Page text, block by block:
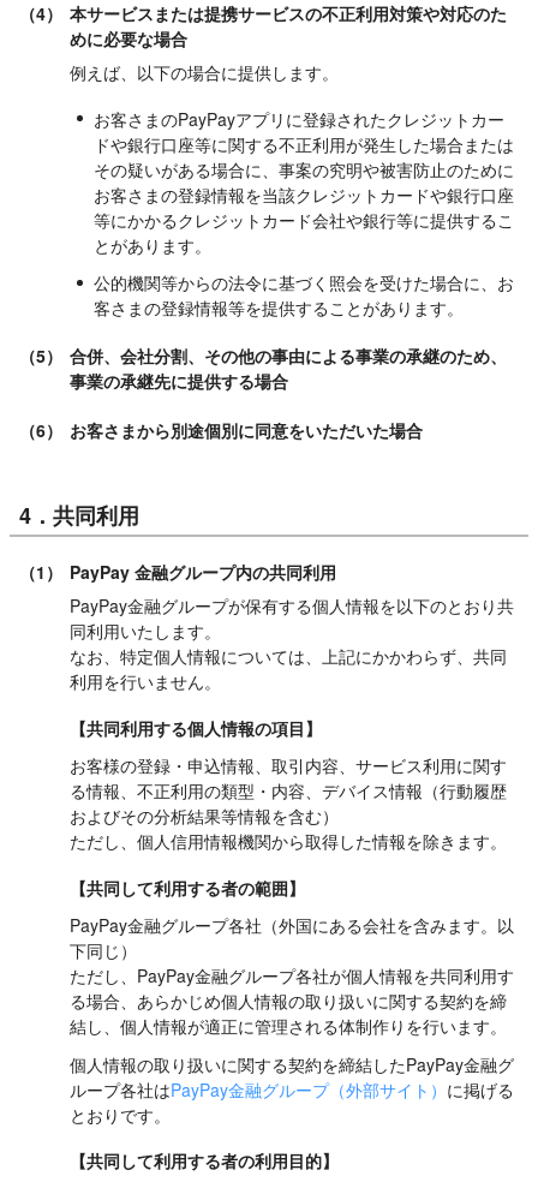
（4）
本サービスまたは提携サービスの不正利用対策や対応のた
めに必要な場合
例えば、以下の場合に提供します。
お客さまのPayPayアプリに登録されたクレジットカー
ドや銀行口座等に関する不正利用が発生した場合または
その疑いがある場合に、事案の究明や被害防止のために
お客さまの登録情報を当該クレジットカードや銀行口座
等にかかるクレジットカード会社や銀行等に提供するこ
とがあります。
公的機関等からの法令に基づく照会を受けた場合に、お
客さまの登録情報等を提供することがあります。
（5）
合併、会社分割、その他の事由による事業の承継のため、
事業の承継先に提供する場合
（6） お客さまから別途個別に同意をいただいた場合
4．共同利用
（1）
PayPay 金融グループ内の共同利用
PayPay金融グループが保有する個人情報を以下のとおり共
同利用いたします。
なお、特定個人情報については、上記にかかわらず、共同
利用を行いません。
【共同利用する個人情報の項目】
お客様の登録・申込情報、取引内容、サービス利用に関す
る情報、不正利用の類型・内容、デバイス情報（行動履歴
およびその分析結果等情報を含む）
ただし、個人信用情報機関から取得した情報を除きます。
【共同して利用する者の範囲】
PayPay金融グループ各社（外国にある会社を含みます。以
下同じ）
ただし、PayPay金融グループ各社が個人情報を共同利用す
る場合、あらかじめ個人情報の取り扱いに関する契約を締
結し、個人情報が適正に管理される体制作りを行います。
個人情報の取り扱いに関する契約を締結したPayPay金融グ
ループ各社はPayPay金融グループ（外部サイト） に掲げる
とおりです。
【共同して利用する者の利用目的】